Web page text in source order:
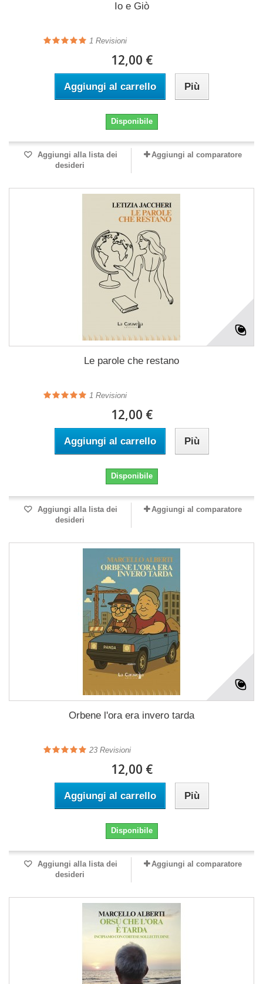
Io e Giò
1 Revisioni
12,00 €
Aggiungi al carrello Più
Disponibile
Aggiungi alla lista dei
desideri
Aggiungi al comparatore
Le parole che restano
1 Revisioni
12,00 €
Aggiungi al carrello Più
Disponibile
Aggiungi alla lista dei
desideri
Aggiungi al comparatore
Orbene l'ora era invero tarda
23 Revisioni
12,00 €
Aggiungi al carrello Più
Disponibile
Aggiungi alla lista dei
desideri
Aggiungi al comparatore